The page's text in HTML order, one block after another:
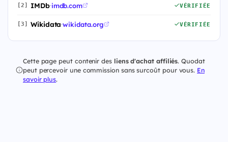
[2] IMDb·imdb.com VÉRIFIÉE
[3] Wikidata·wikidata.org VÉRIFIÉE
Cette page peut contenir des liens d'achat affiliés. Quodat
peut percevoir une commission sans surcoût pour vous. En
savoir plus.